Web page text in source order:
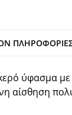
ύφασμα
αίσθηση